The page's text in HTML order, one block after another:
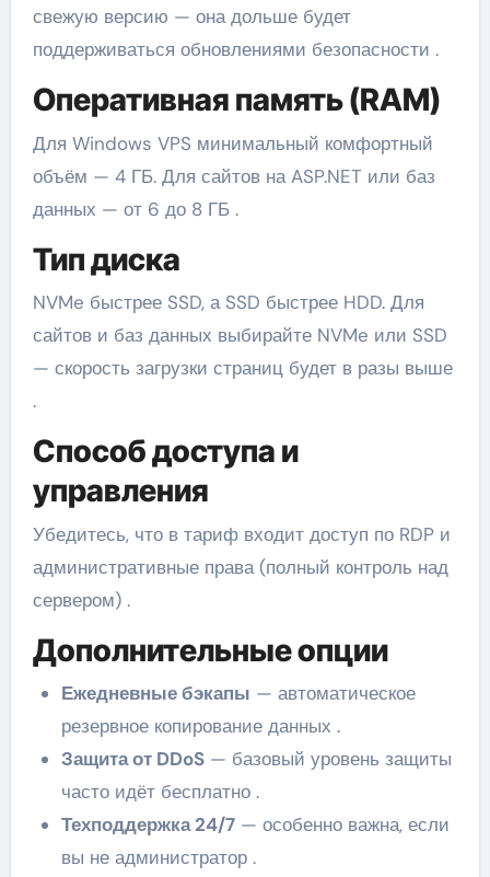
свежую версию — она дольше будет
поддерживаться обновлениями безопасности .
Оперативная память (RAM)
Для Windows VPS минимальный комфортный
объём — 4 ГБ. Для сайтов на ASP.NET или баз
данных — от 6 до 8 ГБ .
Тип диска
NVMe быстрее SSD, а SSD быстрее HDD. Для
сайтов и баз данных выбирайте NVMe или SSD
— скорость загрузки страниц будет в разы выше
.
Способ доступа и
управления
Убедитесь, что в тариф входит доступ по RDP и
административные права (полный контроль над
сервером) .
Дополнительные опции
Ежедневные бэкапы — автоматическое
резервное копирование данных .
Защита от DDoS— базовый уровень защиты
часто идёт бесплатно .
Техподдержка 24/7— особенно важна, если
вы не администратор .